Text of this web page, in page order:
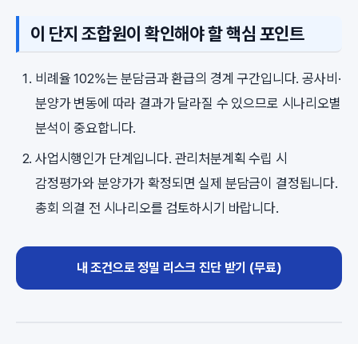
이 단지 조합원이 확인해야 할 핵심 포인트
비례율 102%는 분담금과 환급의 경계 구간입니다. 공사비·
분양가 변동에 따라 결과가 달라질 수 있으므로 시나리오별
분석이 중요합니다.
사업시행인가 단계입니다. 관리처분계획 수립 시
감정평가와 분양가가 확정되면 실제 분담금이 결정됩니다.
총회 의결 전 시나리오를 검토하시기 바랍니다.
내 조건으로 정밀 리스크 진단 받기 (무료)